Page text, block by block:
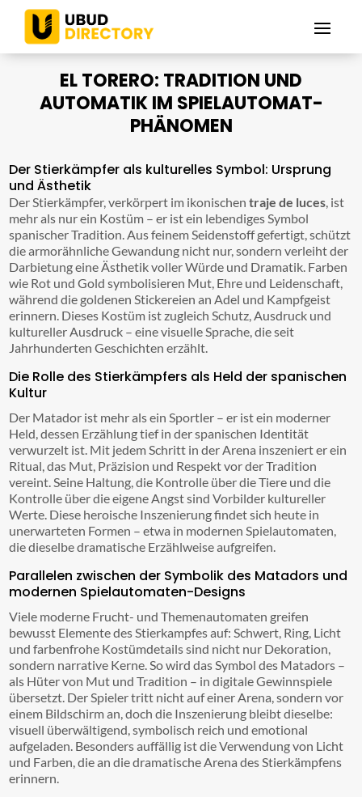
EL TORERO: TRADITION UND
AUTOMATIK IM SPIELAUTOMAT-
PHÄNOMEN
Der Stierkämpfer als kulturelles Symbol: Ursprung
und Ästhetik
Der Stierkämpfer, verkörpert im ikonischentraje de luces, ist
mehr als nur ein Kostüm – er ist ein lebendiges Symbol
spanischer Tradition. Aus feinem Seidenstoff gefertigt, schützt
die armorähnliche Gewandung nicht nur, sondern verleiht der
Darbietung eine Ästhetik voller Würde und Dramatik. Farben
wie Rot und Gold symbolisieren Mut, Ehre und Leidenschaft,
während die goldenen Stickereien an Adel und Kampfgeist
erinnern. Dieses Kostüm ist zugleich Schutz, Ausdruck und
kultureller Ausdruck – eine visuelle Sprache, die seit
Jahrhunderten Geschichten erzählt.
Die Rolle des Stierkämpfers als Held der spanischen
Kultur
Der Matador ist mehr als ein Sportler – er ist ein moderner
Held, dessen Erzählung tief in der spanischen Identität
verwurzelt ist. Mit jedem Schritt in der Arena inszeniert er ein
Ritual, das Mut, Präzision und Respekt vor der Tradition
vereint. Seine Haltung, die Kontrolle über die Tiere und die
Kontrolle über die eigene Angst sind Vorbilder kultureller
Werte. Diese heroische Inszenierung findet sich heute in
unerwarteten Formen – etwa in modernen Spielautomaten,
die dieselbe dramatische Erzählweise aufgreifen.
Parallelen zwischen der Symbolik des Matadors und
modernen Spielautomaten-Designs
Viele moderne Frucht- und Themenautomaten greifen
bewusst Elemente des Stierkampfes auf: Schwert, Ring, Licht
und farbenfrohe Kostümdetails sind nicht nur Dekoration,
sondern narrative Kerne. So wird das Symbol des Matadors –
als Hüter von Mut und Tradition – in digitale Gewinnspiele
übersetzt. Der Spieler tritt nicht auf einer Arena, sondern vor
einem Bildschirm an, doch die Inszenierung bleibt dieselbe:
visuell überwältigend, symbolisch reich und emotional
aufgeladen. Besonders auffällig ist die Verwendung von Licht
und Farben, die an die dramatische Arena des Stierkämpfens
erinnern.